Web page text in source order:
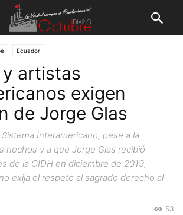
Ecuador
artistas
exigen
de Jorge Glas
Interamericano, pese a la
hechos y a que Jorge Glas recibió
de la CIDH en diciembre de 2019,
exija el respeto al sagrado derecho al
53